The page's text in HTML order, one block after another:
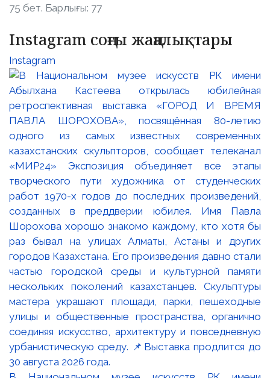
75 бет. Барлығы: 77
Instagram соңғы жаңалықтары
Instagram